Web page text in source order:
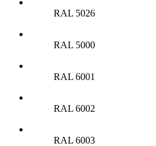
RAL 5026
RAL 5000
RAL 6001
RAL 6002
RAL 6003